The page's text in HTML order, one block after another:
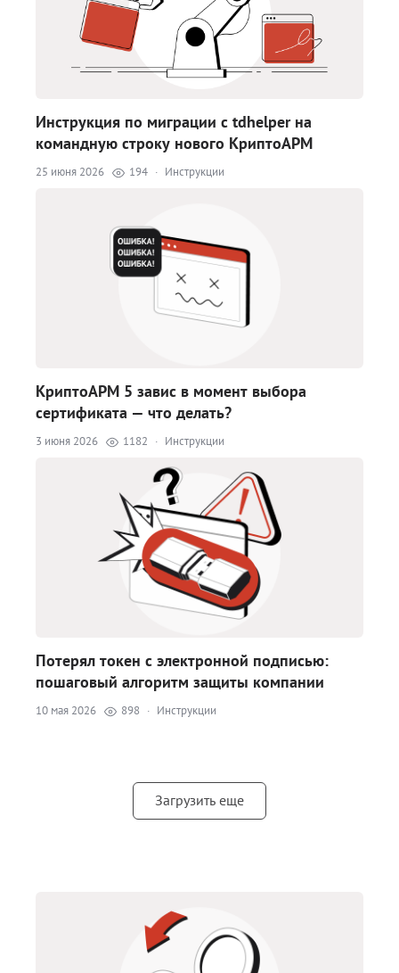
Инструкция по миграции с tdhelper на
командную строку нового КриптоАРМ
25 июня 2026 194 · Инструкции
КриптоАРМ 5 завис в момент выбора
сертификата — что делать?
3 июня 2026 1182 · Инструкции
Потерял токен с электронной подписью:
пошаговый алгоритм защиты компании
10 мая 2026 898 · Инструкции
Загрузить еще